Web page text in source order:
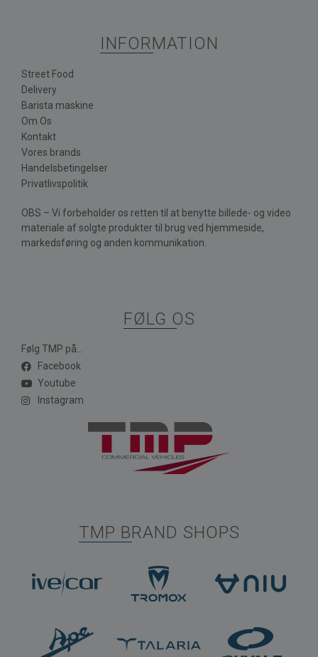
INFORMATION
Street Food
Delivery
Barista maskine
Om Os
Kontakt
Vores brands
Handelsbetingelser
Privatlivspolitik
OBS – Vi forbeholder os retten til at benytte billede- og video
materiale af solgte produkter til brug ved hjemmeside,
markedsføring og anden kommunikation.
FØLG OS
Følg TMP på...
Facebook
Youtube
Instagram
TMP BRAND SHOPS